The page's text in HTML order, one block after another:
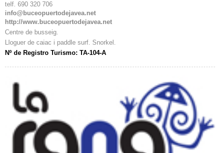
telf. 690 320 706
info@buceopuertodejavea.net
http://www.buceopuertodejavea.net
Centre de busseig.
Lloguer de caiac i paddle surf. Snorkel.
Nº de Registro Turismo: TA-104-A